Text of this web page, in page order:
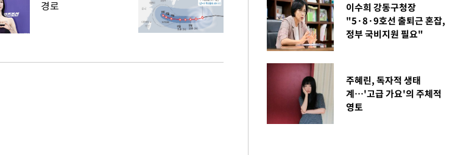
경로
이수희 강동구청장
"5·8·9호선 출퇴근 혼잡,
정부 국비지원 필요"
주혜린, 독자적 생태
계…'고급 가요'의 주체적
영토